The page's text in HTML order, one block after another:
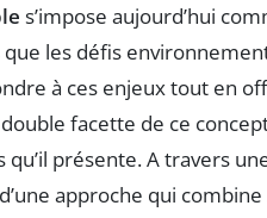
s’impose aujourd’hui
que les défis
à ces enjeux tout en
facette de ce
présente. A travers
approche qui